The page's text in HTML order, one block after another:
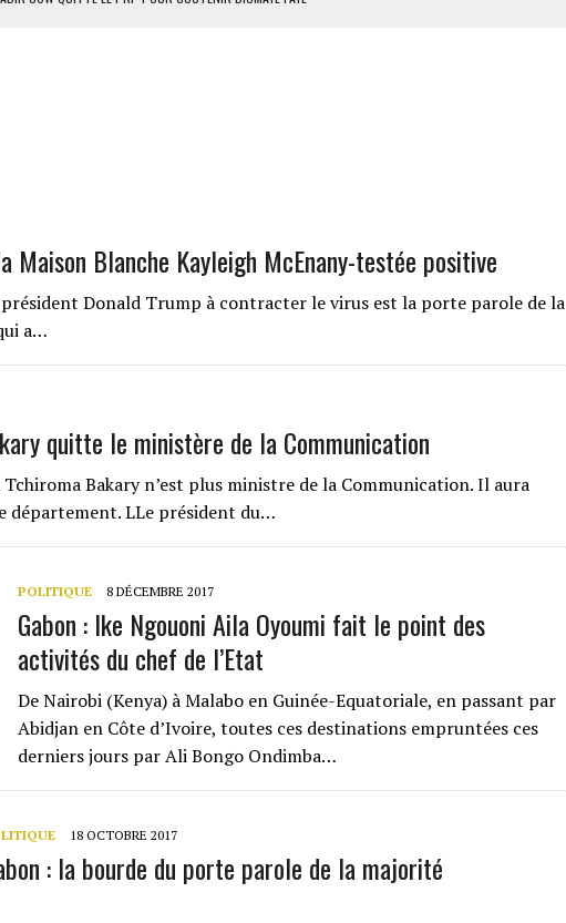
L’AFRIQUE DU SUD DÉCROCHENT LEUR QUALIFICATION POUR LES QUARTS DE FINALE
D’AVOIR PROMIS LA FINALE AU MAROC
Maison Blanche Kayleigh McEnany-testée positive
Donald Trump à contracter le virus est la porte parole de la
a…
quitte le ministère de la Communication
Bakary n’est plus ministre de la Communication. Il aura
département. LLe président du…
POLITIQUE 8 DÉCEMBRE 2017
Gabon : Ike Ngouoni Aila Oyoumi fait le point des
activités du chef de l’Etat
De Nairobi (Kenya) à Malabo en Guinée-Equatoriale, en passant par
Abidjan en Côte d’Ivoire, toutes ces destinations empruntées ces
derniers jours par Ali Bongo Ondimba…
18 OCTOBRE 2017
: la bourde du porte parole de la majorité